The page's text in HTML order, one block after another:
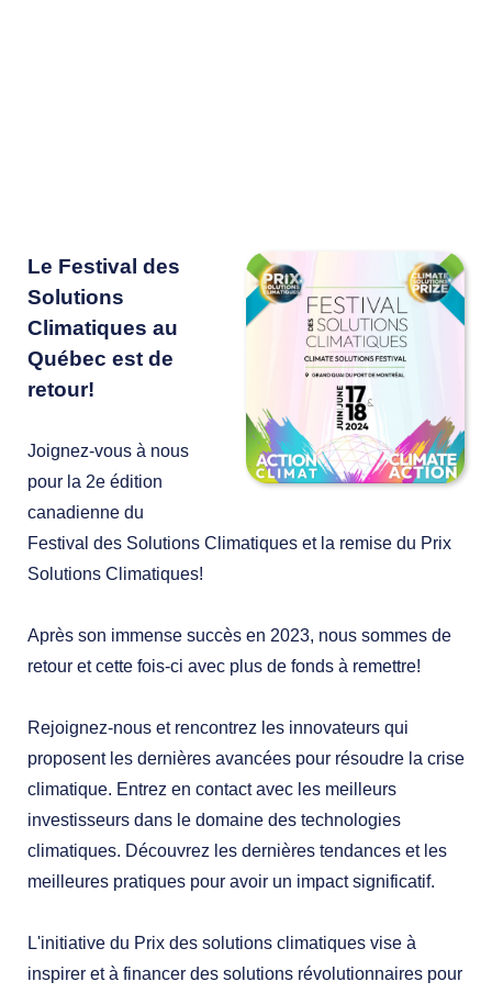
Le Festival des
Solutions
Climatiques au
Québec est de
retour!
Joignez-vous à nous
pour la 2e édition
canadienne du
Festival des Solutions Climatiques et la remise du Prix
Solutions Climatiques!
Après son immense succès en 2023, nous sommes de
retour et cette fois-ci avec plus de fonds à remettre!
Rejoignez-nous et rencontrez les innovateurs qui
proposent les dernières avancées pour résoudre la crise
climatique. Entrez en contact avec les meilleurs
investisseurs dans le domaine des technologies
climatiques. Découvrez les dernières tendances et les
meilleures pratiques pour avoir un impact significatif.
L'initiative du Prix des solutions climatiques vise à
inspirer et à financer des solutions révolutionnaires pour